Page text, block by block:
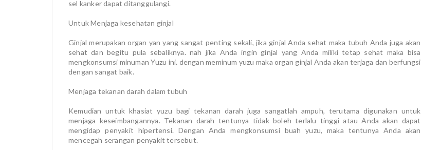
sel kanker dapat ditanggulangi.
Untuk Menjaga kesehatan ginjal
Ginjal merupakan organ yan yang sangat penting sekali, jika ginjal Anda sehat maka tubuh Anda juga akan
sehat dan begitu pula sebaliknya. nah jika Anda ingin ginjal yang Anda miliki tetap sehat maka bisa
mengkonsumsi minuman Yuzu ini. dengan meminum yuzu maka organ ginjal Anda akan terjaga dan berfungsi
dengan sangat baik.
Menjaga tekanan darah dalam tubuh
Kemudian untuk khasiat yuzu bagi tekanan darah juga sangatlah ampuh, terutama digunakan untuk
menjaga keseimbangannya. Tekanan darah tentunya tidak boleh terlalu tinggi atau Anda akan dapat
mengidap penyakit hipertensi. Dengan Anda mengkonsumsi buah yuzu, maka tentunya Anda akan
mencegah serangan penyakit tersebut.